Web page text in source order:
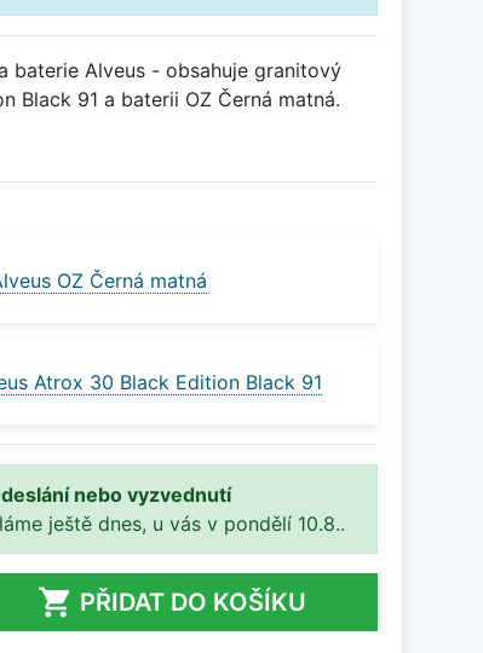
baterie Alveus - obsahuje granitový
Black 91 a baterii OZ Černá matná.
OZ Černá matná
Atrox 30 Black Edition Black 91
nebo vyzvednutí
ještě dnes, u vás v pondělí 10.8..
 PŘIDAT DO KOŠÍKU